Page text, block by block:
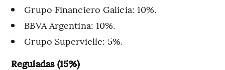
Grupo Financiero Galicia: 10%.
BBVA Argentina: 10%.
Grupo Supervielle: 5%.
Reguladas (15%)